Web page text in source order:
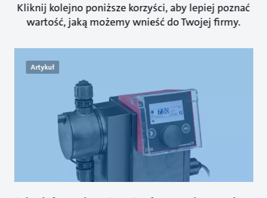
Kliknij kolejno poniższe korzyści, aby lepiej poznać
wartość, jaką możemy wnieść do Twojej firmy.
Artykuł